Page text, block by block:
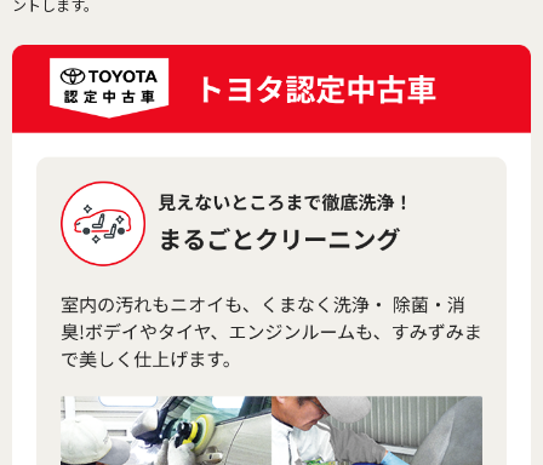
ントします。